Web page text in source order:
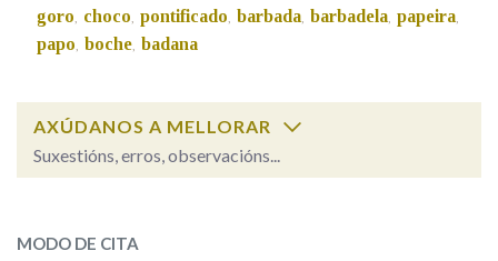
Nas definicións
Nos exemplos
goro choco pontificado barbada barbadela papeira
papo boche badana
AXÚDANOS A MELLORAR
Suxestións, erros, observacións...
ESCOLLE UNHA OPCIÓN:
MODO DE CITA